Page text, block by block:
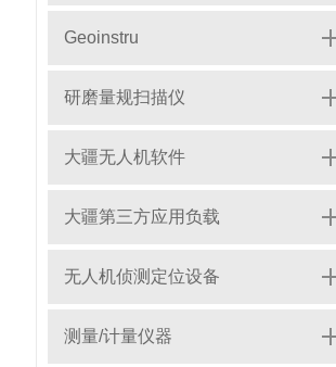
Geoinstru
研磨量规扫描仪
大疆无人机软件
大疆第三方应用负载
无人机侦测定位设备
测量/计量仪器